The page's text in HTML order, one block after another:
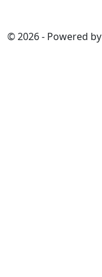
©2026- Powered by